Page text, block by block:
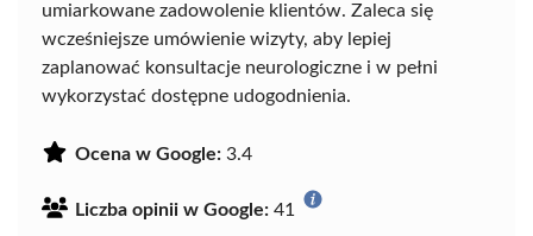
umiarkowane zadowolenie klientów. Zaleca się
wcześniejsze umówienie wizyty, aby lepiej
zaplanować konsultacje neurologiczne i w pełni
wykorzystać dostępne udogodnienia.
Ocena w Google: 3.4
Liczba opinii w Google: 41